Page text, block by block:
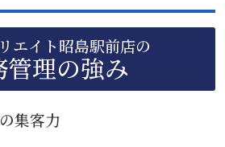
エイト昭島駅前店の
管理の強み
集客力